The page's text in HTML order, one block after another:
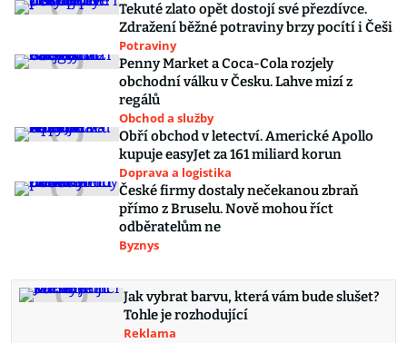
Tekuté zlato opět dostojí své přezdívce.
Zdražení běžné potraviny brzy pocítí i Češi
Potraviny
Penny Market a Coca-Cola rozjely
obchodní válku v Česku. Lahve mizí z
regálů
Obchod a služby
Obří obchod v letectví. Americké Apollo
kupuje easyJet za 161 miliard korun
Doprava a logistika
České firmy dostaly nečekanou zbraň
přímo z Bruselu. Nově mohou říct
odběratelům ne
Byznys
Jak vybrat barvu, která vám bude slušet?
Tohle je rozhodující
Reklama